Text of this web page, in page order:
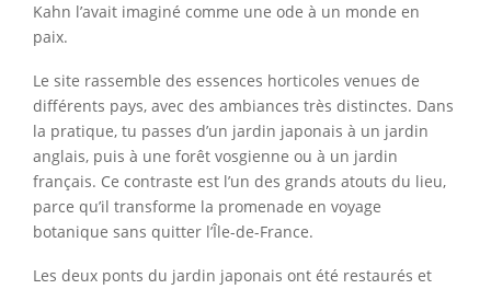
Kahn l’avait imaginé comme une ode à un monde en
paix.
Le site rassemble des essences horticoles venues de
différents pays, avec des ambiances très distinctes. Dans
la pratique, tu passes d’un jardin japonais à un jardin
anglais, puis à une forêt vosgienne ou à un jardin
français. Ce contraste est l’un des grands atouts du lieu,
parce qu’il transforme la promenade en voyage
botanique sans quitter l’Île-de-France.
Les deux ponts du jardin japonais ont été restaurés et